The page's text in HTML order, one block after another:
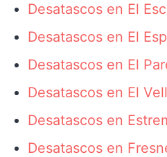
Desatascos en El
Desatascos en El
Desatascos en El
Desatascos en El
Desatascos en
Desatascos en